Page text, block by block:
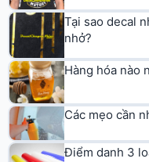
Tại sao decal
nhở?
Hàng hóa nào
Các mẹo cần
Điểm danh 3